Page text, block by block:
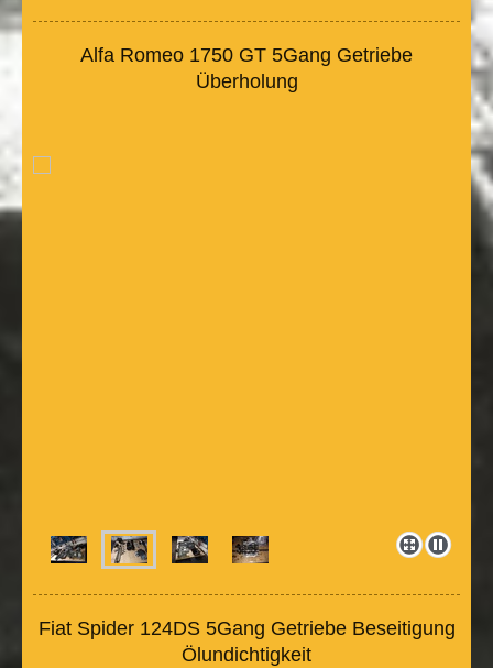
Alfa Romeo 1750 GT 5Gang Getriebe
Überholung
Fiat Spider 124DS 5Gang Getriebe Beseitigung
Ölundichtigkeit